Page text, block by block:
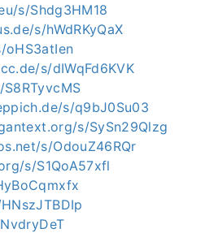
s/Shdg3HM18
s/hWdRKyQaX
oHS3atIen
s/dIWqFd6KVK
s/q9bJ0Su03
s/SySn29Qlzg
s/OdouZ46RQr
s/S1QoA57xfl